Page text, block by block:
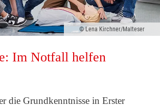
Lena Kirchner/Malteser
Im Notfall helfen
die Grundkenntnisse in Erster